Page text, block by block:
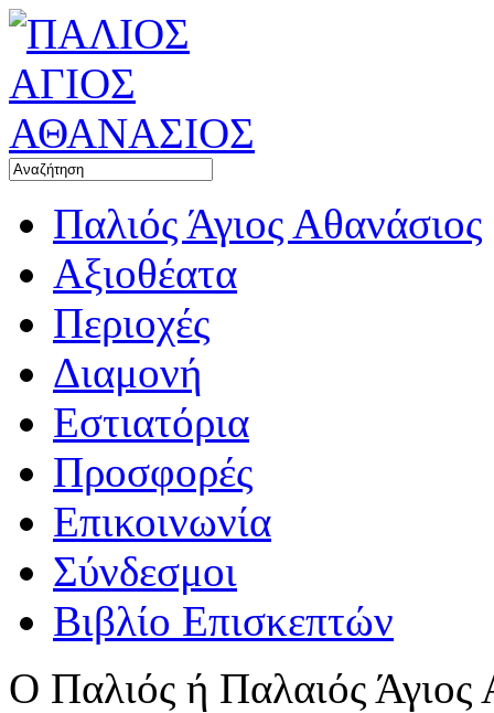
Παλιός Άγιος Αθανάσιος
Αξιοθέατα
Περιοχές
Διαμονή
Εστιατόρια
Προσφορές
Επικοινωνία
Σύνδεσμοι
Βιβλίο Επισκεπτών
Ο Παλιός ή Παλαιός